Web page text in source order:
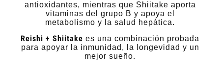
antioxidantes, mientras que Shiitake aporta
vitaminas del grupo B y apoya el
metabolismo y la salud hepática.
Reishi + Shiitake es una combinación probada
para apoyar la inmunidad, la longevidad y un
mejor sueño.